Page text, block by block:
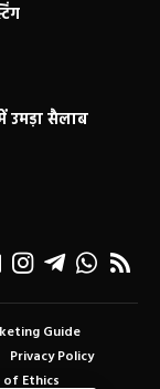
उमड़ा सैलाब
Guide
Privacy Policy
of Ethics